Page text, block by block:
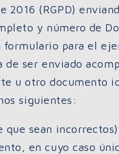
2016 (RGPD)
y número de
para el
ser enviado
u otro
siguientes:
sean
en cuyo caso